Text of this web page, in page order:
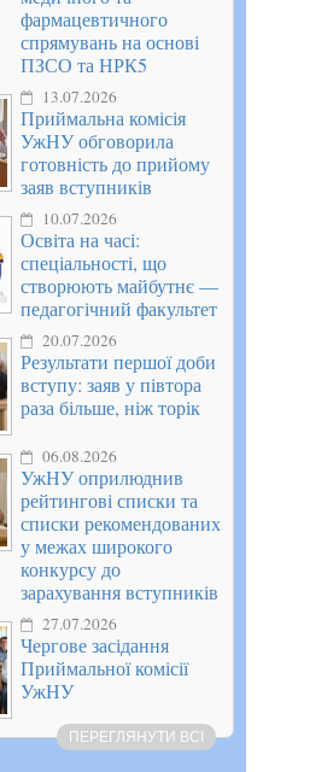
фармацевтичного
спрямувань на основі
ПЗСО та НРК5
13.07.2026
Приймальна комісія
УжНУ обговорила
готовність до прийому
заяв вступників
10.07.2026
Освіта на часі:
спеціальності, що
створюють майбутнє —
педагогічний факультет
20.07.2026
Результати першої доби
вступу: заяв у півтора
раза більше, ніж торік
06.08.2026
УжНУ оприлюднив
рейтингові списки та
списки рекомендованих
у межах широкого
конкурсу до
зарахування вступників
27.07.2026
Чергове засідання
Приймальної комісії
УжНУ
ПЕРЕГЛЯНУТИ ВСІ